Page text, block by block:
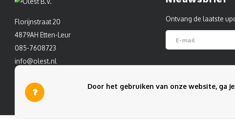
Florijnstraat 20
4879AH Etten-Leur
085-7608723
info@olest.nl
Ontvang de laatste
Door het gebruiken van onze website, ga